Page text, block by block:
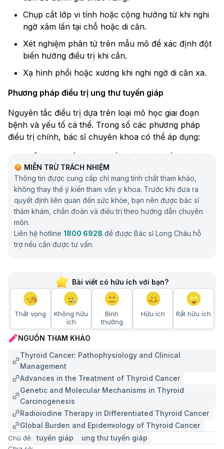
Chụp cắt lớp vi tính hoặc cộng hưởng từ khi nghi
ngờ xâm lấn tại chỗ hoặc di căn.
Xét nghiệm phân tử trên mẫu mô để xác định đột
biến hướng điều trị khi cần.
Xạ hình phổi hoặc xương khi nghi ngờ di căn xa.
Phương pháp điều trị ung thư tuyến giáp
Nguyên tắc điều trị dựa trên loại mô học giai đoạn
bệnh và yếu tố cá thể. Trong số các phương pháp
điều trị chính, bác sĩ chuyên khoa có thể áp dụng:
Phẫu thuật cắt thùy tuyến giáp hoặc cắt toàn bộ
tuyến tùy theo kích thước và phân loại mô học.
Điều trị bằng iod phóng xạ để tiêu diệt tế bào
tuyến giáp còn sót lại sau phẫu thuật ở các thể
nhạy cảm.
Sử dụng liệu pháp hormone thay thế bằng
levothyroxine để ức chế hormone kích thích
tuyến giáp và hỗ trợ điều trị.
hợp tiến triển hoặc thể không biệt hóa.
Điều trị đích phân tử như thuốc ức chế kinase cho
bệnh nhân có đột biến phân tử phù hợp hoặc
bệnh tiến triển không đáp ứng điều trị thông
thường.
Theo dõi lâu dài bằng siêu âm và xét nghiệm
thyroglobulin hoặc calcitonin tùy thể bệnh để phát
hiện tái phát sớm.
Chế độ sinh hoạt và phòng ngừa bệnh ung thư
tuyến giáp
Những thói quen sinh hoạt có thể giúp bạn hạn chế
diễn tiến của ung thư tuyến giáp
MIỄN TRỪ TRÁCH NHIỆM
Thông tin được cung cấp chỉ mang tính chất tham khảo,
không thay thế ý kiến tham vấn y khoa. Trước khi đưa ra
quyết định liên quan đến sức khỏe, bạn nên được bác sĩ
thăm khám, chẩn đoán và điều trị theo hướng dẫn chuyên
môn.
Liên hệ hotline 1800 6928 để được Bác sĩ Long Châu hỗ
trợ nếu cần được tư vấn.
Bài viết có hữu ích với bạn?
Thất vọng
Không hữu
ích
Bình
thường
Hữu ích Rất hữu ích
NGUỒN THAM KHẢO
Thyroid Cancer: Pathophysiology and Clinical
Management
Advances in the Treatment of Thyroid Cancer
Genetic and Molecular Mechanisms in Thyroid
Carcinogenesis
Radioiodine Therapy in Differentiated Thyroid Cancer
Global Burden and Epidemiology of Thyroid Cancer
Chủ đề: tuyến giáp ung thư tuyến giáp